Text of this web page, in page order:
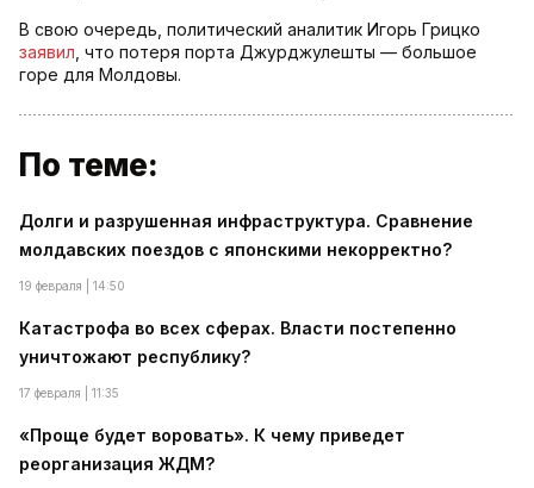
В свою очередь, политический аналитик Игорь Грицко
заявил , что потеря порта Джурджулешты — большое
горе для Молдовы.
По теме:
Долги и разрушенная инфраструктура. Сравнение
молдавских поездов с японскими некорректно?
19 февраля | 14:50
Катастрофа во всех сферах. Власти постепенно
уничтожают республику?
17 февраля | 11:35
«Проще будет воровать». К чему приведет
реорганизация ЖДМ?